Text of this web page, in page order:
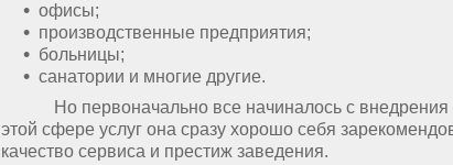
офисы;
производственные предприятия;
больницы;
санатории и многие другие.
Но первоначально все начиналось с внедрения
этой сфере услуг она сразу хорошо себя
качество сервиса и престиж заведения.